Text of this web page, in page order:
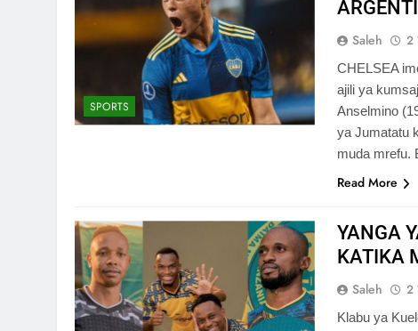
SPORTS
Saleh 2
CHELSEA
ajili ya
Anselmino
ya Jumatatu
muda mrefu.
Read More
YANGA
KATIKA
Saleh 2
Klabu ya